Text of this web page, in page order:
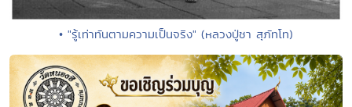
• "รู้เท่าทันตามความเป็นจริง" (หลวงปู่ชา สุภัทโท)